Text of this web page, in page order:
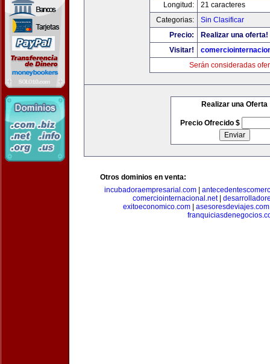
Longitud:
21 caracteres
Categorias:
Sin Clasificar
Precio:
Realizar una oferta!
Visitar!
Serán consideradas
Realizar una Oferta
Precio Ofrecido $
Otros dominios en venta:
incubadoraempresarial.com
comerciointernacional.net|
exitoeconomico.com| asesoresdeviajes.com